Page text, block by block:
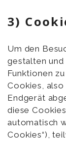
3)
Um den
gestalten
Funktionen
Cookies,
Endgerät
diese
automatisch
Cookies“),